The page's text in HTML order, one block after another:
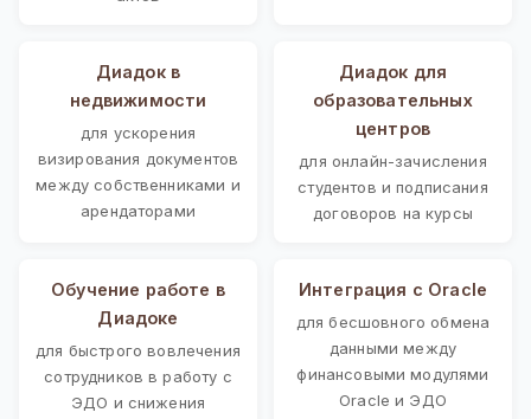
Диадок в
недвижимости
для ускорения
визирования документов
между собственниками и
арендаторами
Диадок для
образовательных
центров
для онлайн-зачисления
студентов и подписания
договоров на курсы
Обучение работе в
Диадоке
для быстрого вовлечения
сотрудников в работу с
ЭДО и снижения
Интеграция с Oracle
для бесшовного обмена
данными между
финансовыми модулями
Oracle и ЭДО